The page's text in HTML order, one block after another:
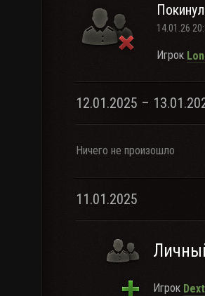
14.01.26
Игрок
12.01.2025 –
Ничего не произошло
11.01.2025
Игрок